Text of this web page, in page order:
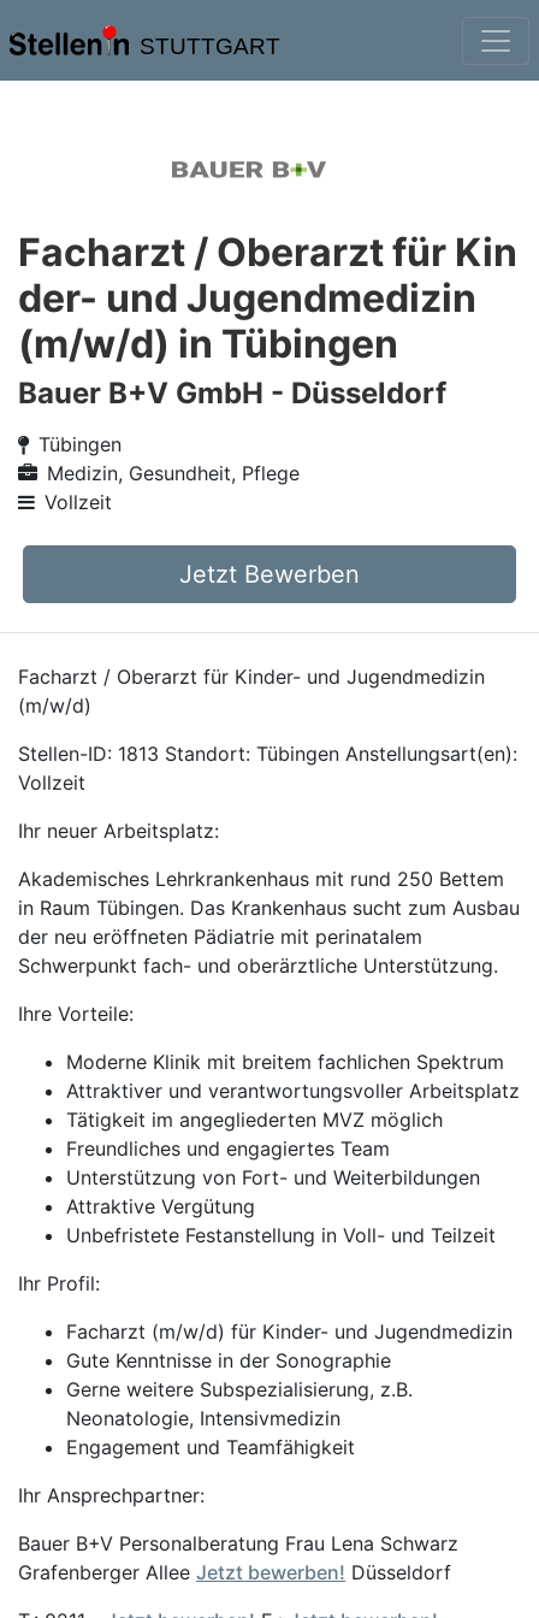
STUTTGART
Facharzt / Oberarzt für Kin
der- und Jugendmedizin
(m/w/d) in Tübingen
Bauer B+V GmbH - Düsseldorf
Tübingen
Medizin, Gesundheit, Pflege
Vollzeit
Jetzt Bewerben
Facharzt / Oberarzt für Kinder- und Jugendmedizin
(m/w/d)
Stellen-ID: 1813 Standort: Tübingen Anstellungsart(en):
Vollzeit
Ihr neuer Arbeitsplatz:
Akademisches Lehrkrankenhaus mit rund 250 Bettem
in Raum Tübingen. Das Krankenhaus sucht zum Ausbau
der neu eröffneten Pädiatrie mit perinatalem
Schwerpunkt fach- und oberärztliche Unterstützung.
Ihre Vorteile:
Moderne Klinik mit breitem fachlichen Spektrum
Attraktiver und verantwortungsvoller Arbeitsplatz
Tätigkeit im angegliederten MVZ möglich
Freundliches und engagiertes Team
Unterstützung von Fort- und Weiterbildungen
Attraktive Vergütung
Unbefristete Festanstellung in Voll- und Teilzeit
Ihr Profil:
Facharzt (m/w/d) für Kinder- und Jugendmedizin
Gute Kenntnisse in der Sonographie
Gerne weitere Subspezialisierung, z.B.
Neonatologie, Intensivmedizin
Engagement und Teamfähigkeit
Ihr Ansprechpartner:
Bauer B+V Personalberatung Frau Lena Schwarz
Grafenberger Allee Jetzt bewerben! Düsseldorf